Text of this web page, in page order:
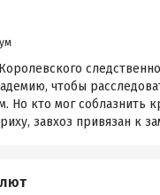
чтобы
Но кто мог соблазнить
завхоз привязан к